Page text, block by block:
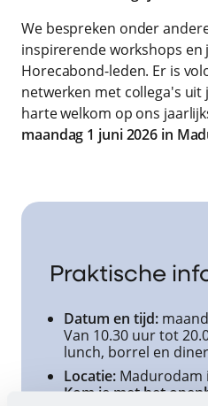
We bespreken onder
inspirerende workshops
Horecabond-leden. Er is
netwerken met collega's uit
harte welkom op ons
maandag 1 juni 2026 in
Praktische
Datum en tijd:
Van 10.30 uur tot
lunch, borrel en
Locatie: Madurodam
Kom je met het